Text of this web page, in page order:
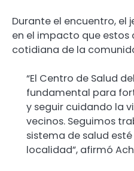
Durante el encuentro, el
en el impacto que estos
cotidiana de la
“El Centro de Salud
fundamental para
y seguir cuidando la
vecinos. Seguimos
sistema de salud
localidad”, afirmó